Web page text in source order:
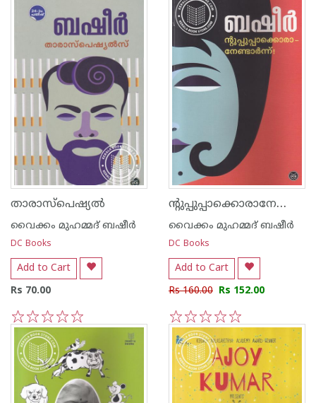
താരാസ്പെഷ്യല്‍
വൈക്കം മുഹമ്മദ് ബഷീര്‍
DC Books
Add to Cart
Rs 70.00
5
4
3
2
1
ന്റുപ്പുപ്പാക്കൊരാനേണ്ടാര്‍ന്ന്
വൈക്കം മുഹമ്മദ് ബഷീര്‍
DC Books
Add to Cart
Rs 160.00 Rs 152.00
5
4
3
2
1